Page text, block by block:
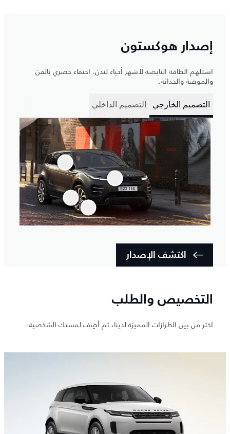
إصدار هوكستون
استلهم الطاقة النابضة لأشهر أحياء لندن. احتفاء حصري بالفن
والموضة والحداثة.
التصميم الخارجي التصميم الداخلي
اكتشف الإصدار
التخصيص والطلب
اختر من بين الطرازات المميزة لدينا، ثم أضِف لمستك الشخصية.